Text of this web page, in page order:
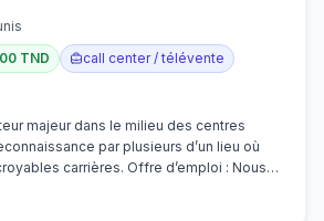
TND
call center / télévente
majeur dans le milieu des centres
par plusieurs d’un lieu où
carrières. Offre d’emploi : Nous